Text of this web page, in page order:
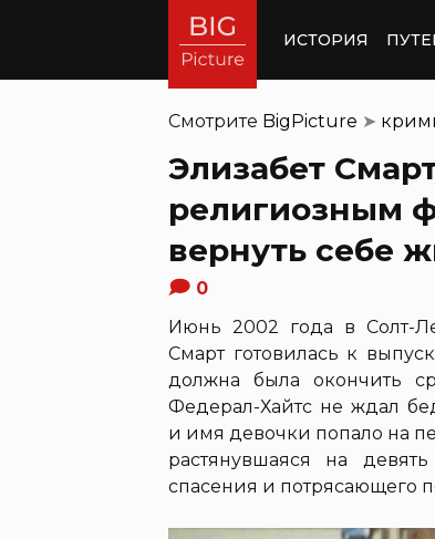
ИСТОРИЯ
Смотрите BigPicture ➤
Элизабет
религиозным
вернуть себе
0
Июнь 2002 года в Солт-
Смарт готовилась к
должна была окончить
Федерал-Хайтс не ждал
и имя девочки попало на
растянувшаяся на
спасения и потрясающего